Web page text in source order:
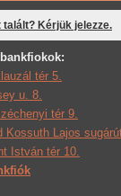
talált? Kérjük jelezze.
tér 5.
u. 8.
tér 9.
Kossuth Lajos
István tér 10.